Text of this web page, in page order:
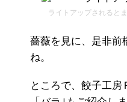
ライトアップされると
薔薇を見に、是非前
ね。
ところで、餃子工房